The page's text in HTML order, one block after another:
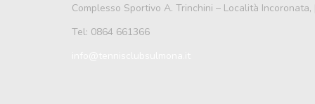
Complesso Sportivo A. Trinchini – Località
Tel: 0864 661366